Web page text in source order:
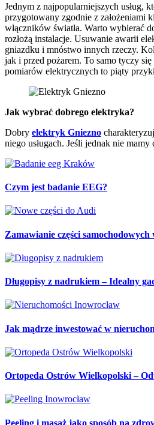
Jednym z najpopularniejszych usług,
przygotowany zgodnie z założeniami
włączników światła. Warto wybierać
rozłożą instalacje. Usuwanie awarii
gniazdku i mnóstwo innych rzeczy.
jak i przed pożarem. To samo tyczy
pomiarów elektrycznych to piąty
Jak wybrać dobrego elektryka?
Dobry elektryk Gniezno
niego usługach. Jeśli jednak nie
Czym jest badanie EEG?
Zamawianie części samochodowych
Długopisy z nadrukiem – Idealny
Jak mądrze inwestować w
Ortopeda Ostrów Wielkopolski –
Peeling i masaż jako sposób na